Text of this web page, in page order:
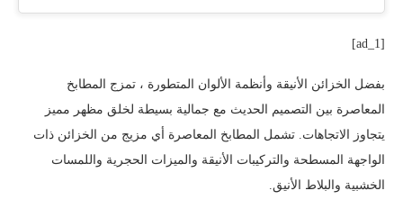
مطبخ عصري صديق للعائلة
ميزات الخشب الدافئ
مطبخ صغير معاصر
[ad_1]
بفضل الخزائن الأنيقة وأنظمة الألوان المتطورة ، تمزج المطابخ
المعاصرة بين التصميم الحديث مع جمالية بسيطة لخلق مظهر مميز
يتجاوز الاتجاهات. تشمل المطابخ المعاصرة أي مزيج من الخزائن ذات
الواجهة المسطحة والتركيبات الأنيقة والميزات الحجرية واللمسات
الخشبية والبلاط الأنيق.